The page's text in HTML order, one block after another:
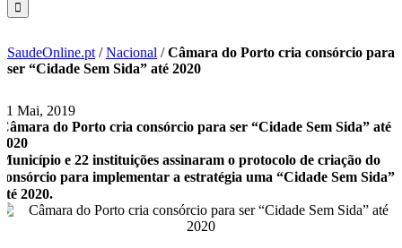
SaudeOnline.pt /Nacional /Câmara do Porto cria consórcio para
ser “Cidade Sem Sida” até 2020
21 Mai, 2019
Câmara do Porto cria consórcio para ser “Cidade Sem Sida” até
2020
Município e 22 instituições assinaram o protocolo de criação do
consórcio para implementar a estratégia uma “Cidade Sem Sida”
até 2020.